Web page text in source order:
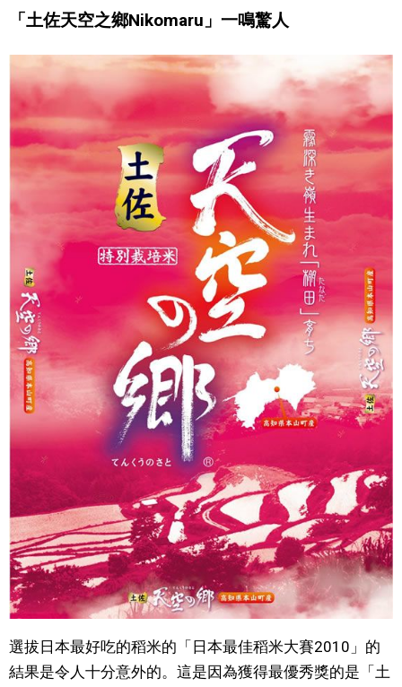
語言
東京
編輯部通知
「土佐天空之鄉Nikomaru」一鳴驚人
選拔日本最好吃的稻米的「日本最佳稻米大賽2010」的
結果是令人十分意外的。這是因為獲得最優秀獎的是「土